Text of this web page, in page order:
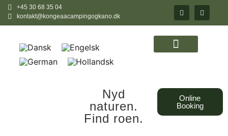
+45 30 68 35 04
kontakt@kongeaacampingogkano.dk
Nyd
naturen.
Find roen.
Online
Booking